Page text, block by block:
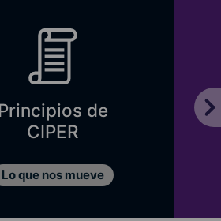
de
CIPER
Lo que nos mueve